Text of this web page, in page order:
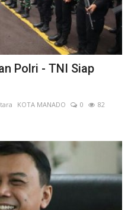
Polri - TNI Siap
KOTA MANADO 0
82